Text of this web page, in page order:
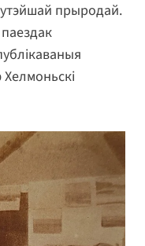
прыродай.